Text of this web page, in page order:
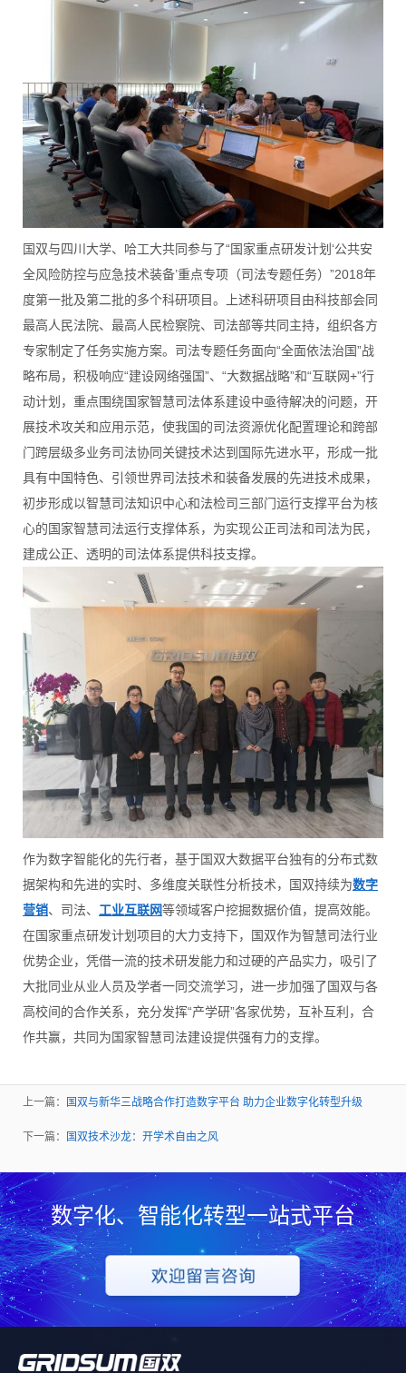
国双与四川大学、哈工大共同参与了“国家重点研发计划‘公共安
全风险防控与应急技术装备’重点专项（司法专题任务）”2018年
度第一批及第二批的多个科研项目。上述科研项目由科技部会同
最高人民法院、最高人民检察院、司法部等共同主持，组织各方
专家制定了任务实施方案。司法专题任务面向“全面依法治国”战
略布局，积极响应“建设网络强国”、“大数据战略”和“互联网+”行
动计划，重点围绕国家智慧司法体系建设中亟待解决的问题，开
展技术攻关和应用示范，使我国的司法资源优化配置理论和跨部
门跨层级多业务司法协同关键技术达到国际先进水平，形成一批
具有中国特色、引领世界司法技术和装备发展的先进技术成果，
初步形成以智慧司法知识中心和法检司三部门运行支撑平台为核
心的国家智慧司法运行支撑体系，为实现公正司法和司法为民，
建成公正、透明的司法体系提供科技支撑。
作为数字智能化的先行者，基于国双大数据平台独有的分布式数
据架构和先进的实时、多维度关联性分析技术，国双持续为数字
营销、司法、 工业互联网等领域客户挖掘数据价值，提高效能。
在国家重点研发计划项目的大力支持下，国双作为智慧司法行业
优势企业，凭借一流的技术研发能力和过硬的产品实力，吸引了
大批同业从业人员及学者一同交流学习，进一步加强了国双与各
高校间的合作关系，充分发挥“产学研”各家优势，互补互利，合
作共赢，共同为国家智慧司法建设提供强有力的支撑。
上一篇： 国双与新华三战略合作打造数字平台 助力企业数字化转型升级
下一篇： 国双技术沙龙：开学术自由之风
数字化、智能化转型一站式平台